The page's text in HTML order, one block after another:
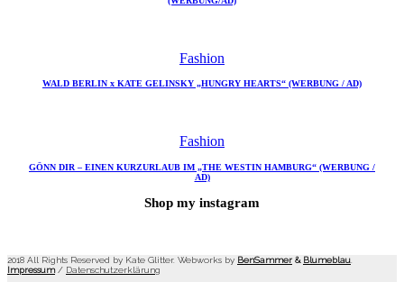
Fashion
WALD BERLIN x KATE GELINSKY „HUNGRY HEARTS“ (WERBUNG / AD)
Fashion
GÖNN DIR – EINEN KURZURLAUB IM „THE WESTIN HAMBURG“ (WERBUNG /
AD)
Shop my instagram
2018 All Rights Reserved by Kate Glitter. Webworks by BenSammer & Blumeblau
Impressum/ Datenschutzerklärung